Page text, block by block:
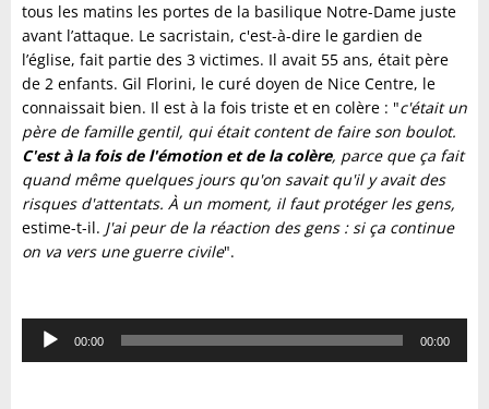
tous les matins les portes de la basilique Notre-Dame juste
avant l’attaque. Le sacristain, c'est-à-dire le gardien de
l’église, fait partie des 3 victimes. Il avait 55 ans, était père
de 2 enfants. Gil Florini, le curé doyen de Nice Centre, le
connaissait bien. Il est à la fois triste et en colère : "c'était un
père de famille gentil, qui était content de faire son boulot.
C'est à la fois de l'émotion et de la colère, parce que ça fait
quand même quelques jours qu'on savait qu'il y avait des
risques d'attentats. À un moment, il faut protéger les gens,
estime-t-il. J'ai peur de la réaction des gens : si ça continue
on va vers une guerre civile".
Lecteur
audio
00:00 00:00